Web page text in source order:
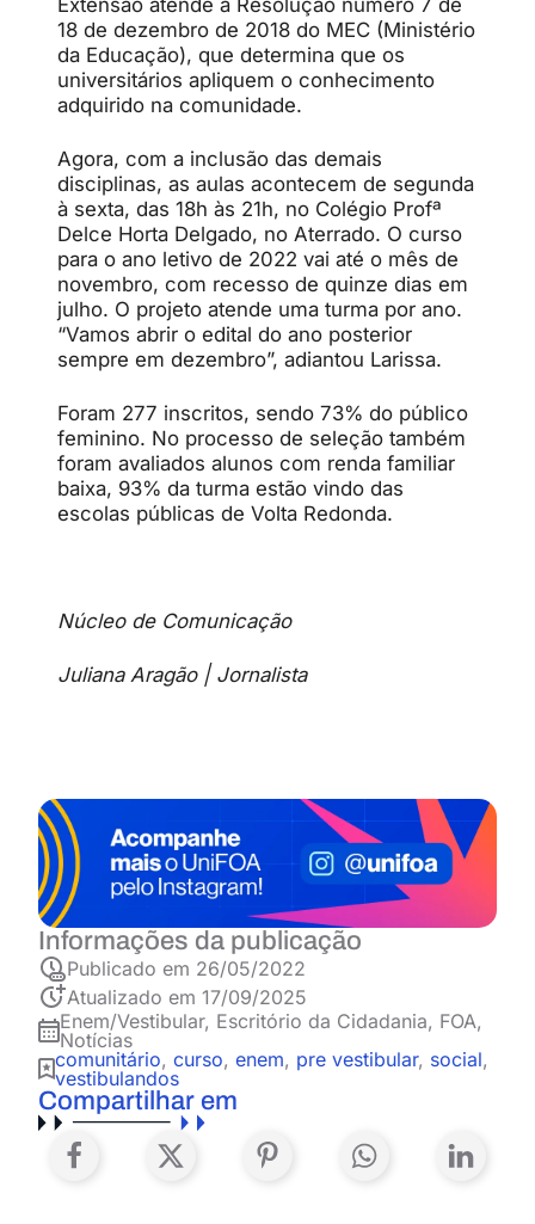
Extensão atende à Resolução número 7 de
18 de dezembro de 2018 do MEC (Ministério
da Educação), que determina que os
universitários apliquem o conhecimento
adquirido na comunidade.
Agora, com a inclusão das demais
disciplinas, as aulas acontecem de segunda
à sexta, das 18h às 21h, no Colégio Profª
Delce Horta Delgado, no Aterrado. O curso
para o ano letivo de 2022 vai até o mês de
novembro, com recesso de quinze dias em
julho. O projeto atende uma turma por ano.
“Vamos abrir o edital do ano posterior
sempre em dezembro”, adiantou Larissa.
Foram 277 inscritos, sendo 73% do público
feminino. No processo de seleção também
foram avaliados alunos com renda familiar
baixa, 93% da turma estão vindo das
escolas públicas de Volta Redonda.
Núcleo de Comunicação
Juliana Aragão | Jornalista
Informações da publicação
Publicado em 26/05/2022
Atualizado em 17/09/2025
Enem/Vestibular, Escritório da Cidadania, FOA,
Notícias
comunitário, curso, enem, pre vestibular, social,
vestibulandos
Compartilhar em